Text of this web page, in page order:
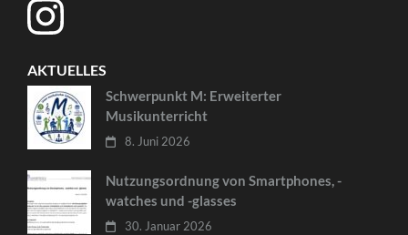
AKTUELLES
Schwerpunkt M: Erweiterter
Musikunterricht
8. Juni 2026
Nutzungsordnung von Smartphones, -
watches und -glasses
30. Januar 2026